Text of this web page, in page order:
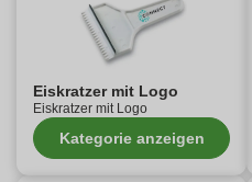
Eiskratzer mit Logo
Eiskratzer mit Logo
Kategorie anzeigen